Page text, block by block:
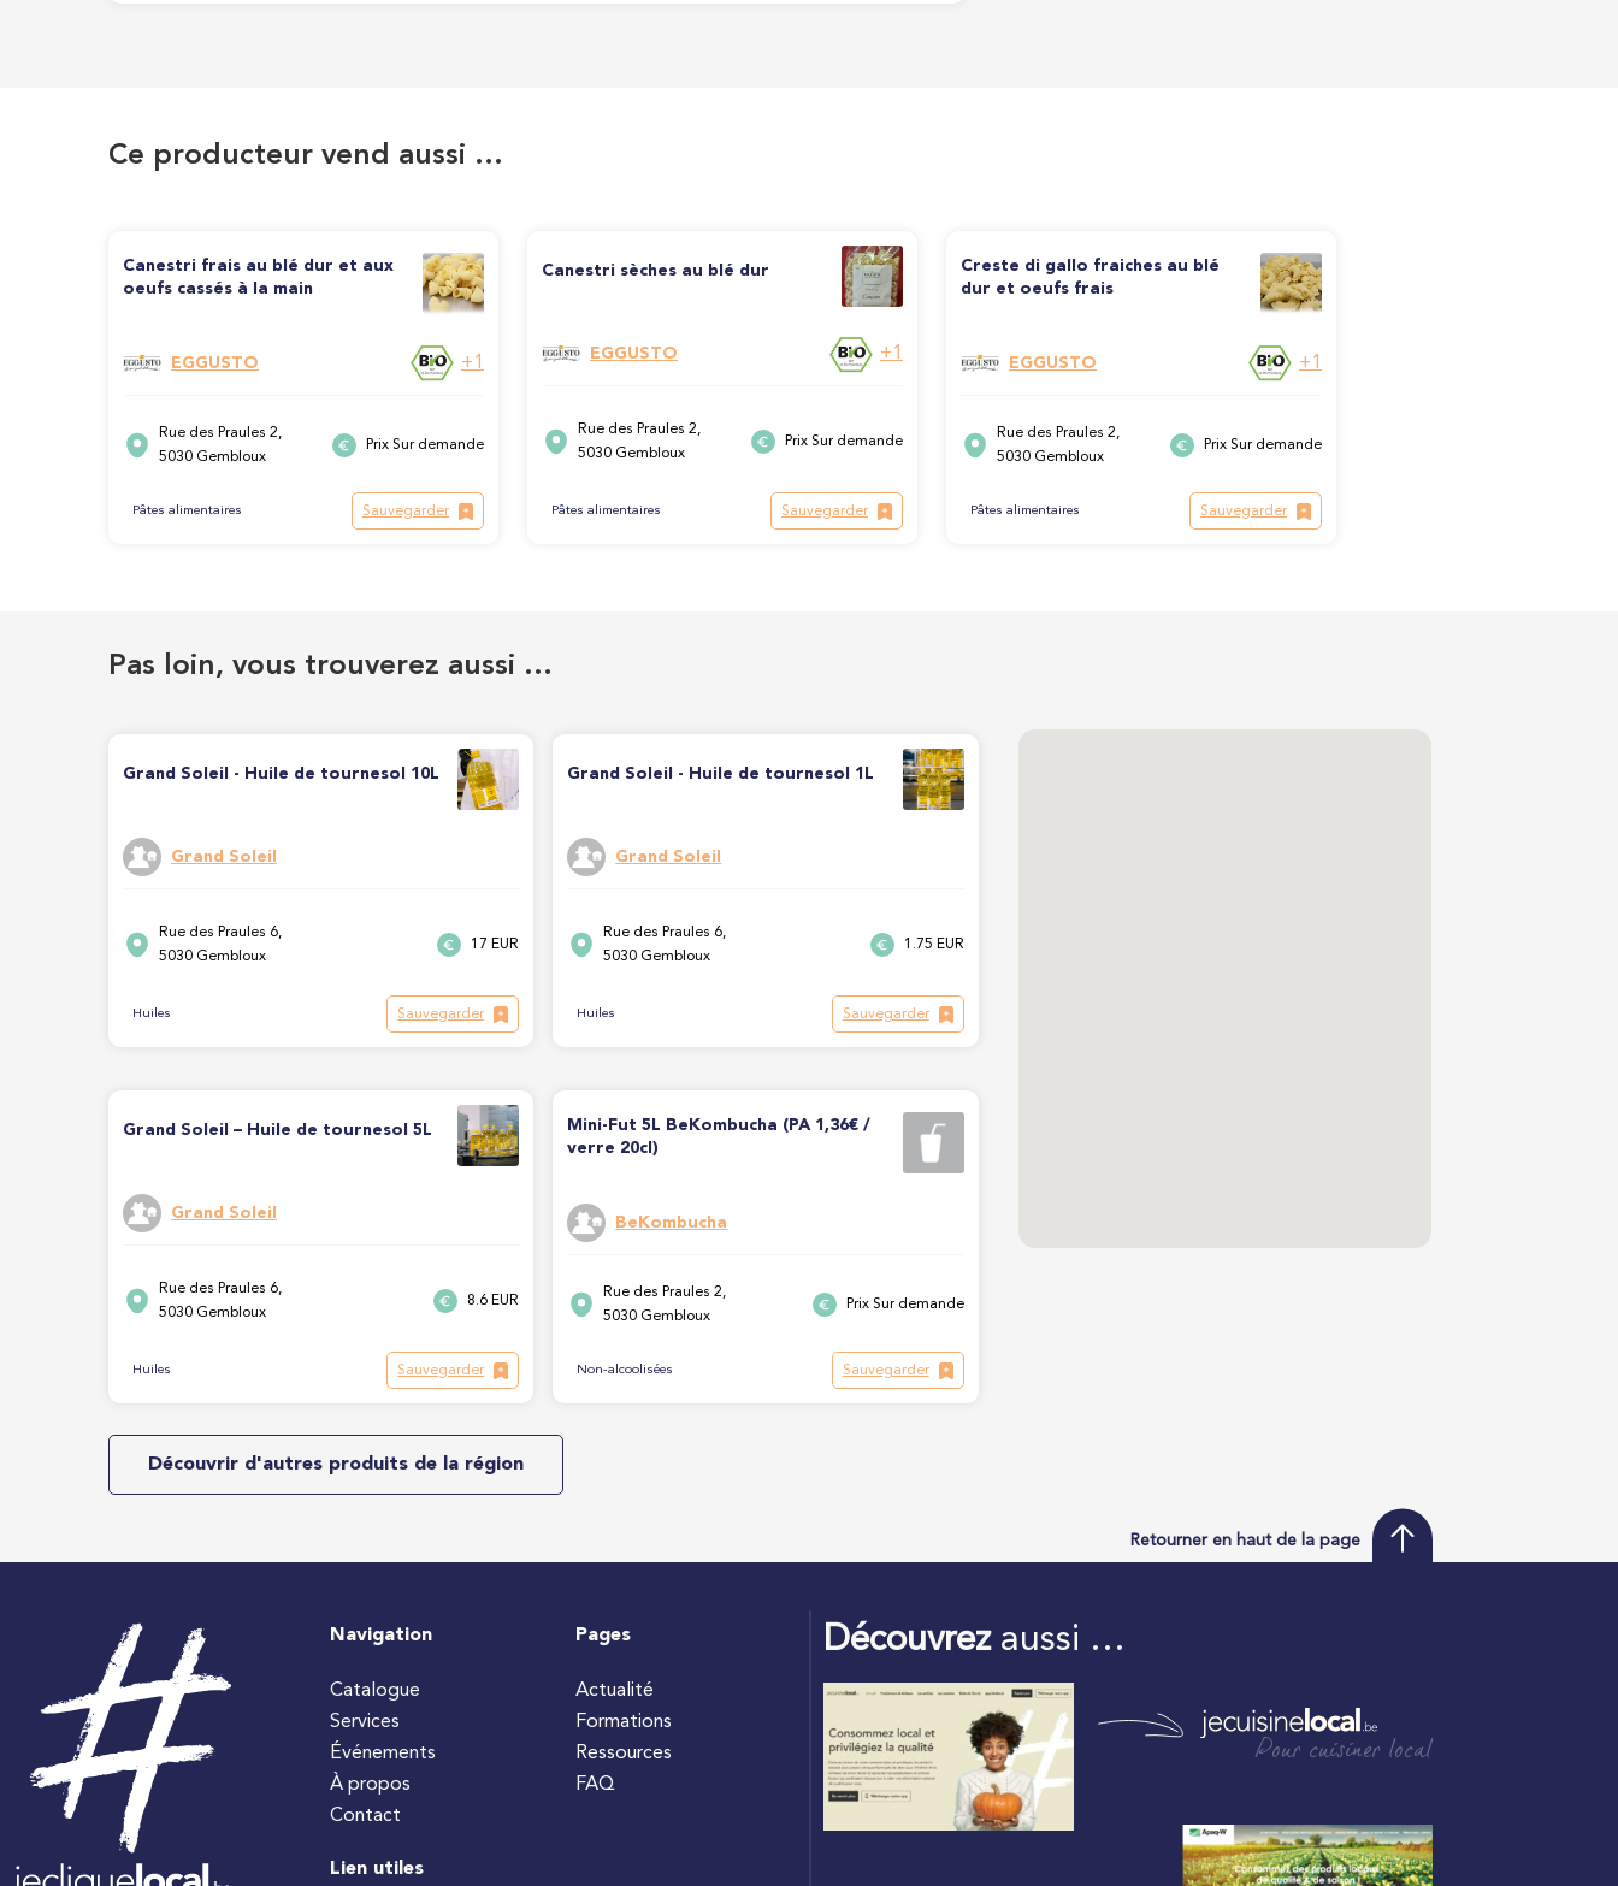
Ce producteur vend aussi …
Canestri frais au blé dur et aux
oeufs cassés à la main
EGGUSTO +1
Rue des Praules 2,
5030 Gembloux
Prix Sur demande
Pâtes alimentaires Sauvegarder
Canestri sèches au blé dur
EGGUSTO +1
Rue des Praules 2,
5030 Gembloux
Prix Sur demande
Pâtes alimentaires Sauvegarder
Creste di gallo fraiches au blé
dur et oeufs frais
EGGUSTO +1
Rue des Praules 2,
5030 Gembloux
Prix Sur demande
Pâtes alimentaires Sauvegarder
Pas loin, vous trouverez aussi …
Grand Soleil - Huile de tournesol 10L
Grand Soleil
Rue des Praules 6,
5030 Gembloux
17 EUR
Huiles Sauvegarder
Grand Soleil - Huile de tournesol 1L
Grand Soleil
Rue des Praules 6,
5030 Gembloux
1.75 EUR
Huiles Sauvegarder
Grand Soleil – Huile de tournesol 5L
Grand Soleil
Rue des Praules 6,
5030 Gembloux
8.6 EUR
Huiles Sauvegarder
Mini-Fut 5L BeKombucha (PA 1,36€ /
verre 20cl)
BeKombucha
Rue des Praules 2,
5030 Gembloux
Prix Sur demande
Non-alcoolisées Sauvegarder
Découvrir d'autres produits de la région
Retourner en haut de la page
Navigation
Catalogue
Services
Événements
À propos
Contact
Pages
Actualité
Formations
Ressources
FAQ
Lien utiles
Découvrezaussi …
Pour cuisiner local